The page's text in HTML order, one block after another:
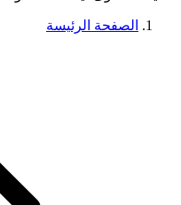
الصفحة الرئيسة